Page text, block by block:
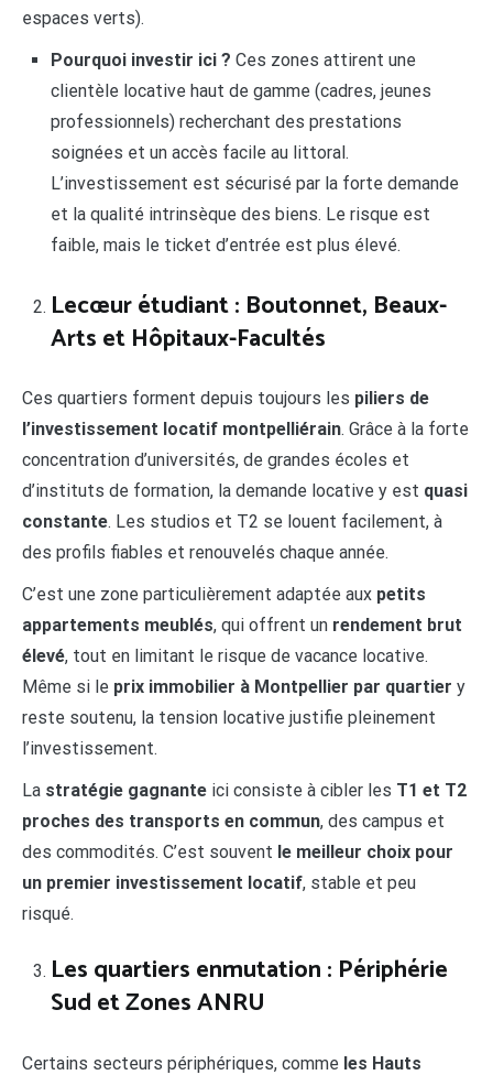
espaces verts).
Pourquoi investir ici ? Ces zones attirent une
clientèle locative haut de gamme (cadres, jeunes
professionnels) recherchant des prestations
soignées et un accès facile au littoral.
L’investissement est sécurisé par la forte demande
et la qualité intrinsèque des biens. Le risque est
faible, mais le ticket d’entrée est plus élevé.
Lecœur étudiant : Boutonnet, Beaux-
Arts et Hôpitaux-Facultés
Ces quartiers forment depuis toujours les piliers de
l’investissement locatif montpelliérain. Grâce à la forte
concentration d’universités, de grandes écoles et
d’instituts de formation, la demande locative y est quasi
constante. Les studios et T2 se louent facilement, à
des profils fiables et renouvelés chaque année.
C’est une zone particulièrement adaptée aux petits
appartements meublés, qui offrent un rendement brut
élevé, tout en limitant le risque de vacance locative.
Même si le prix immobilier à Montpellier par quartier y
reste soutenu, la tension locative justifie pleinement
l’investissement.
La stratégie gagnante ici consiste à cibler les T1 et T2
proches des transports en commun, des campus et
des commodités. C’est souvent le meilleur choix pour
un premier investissement locatif, stable et peu
risqué.
Les quartiers enmutation : Périphérie
Sud et Zones ANRU
Certains secteurs périphériques, comme les Hauts